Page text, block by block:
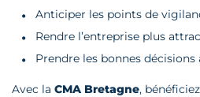
Anticiper les points de
Rendre l’entreprise plus
Prendre les bonnes
Avec la CMA Bretagne,